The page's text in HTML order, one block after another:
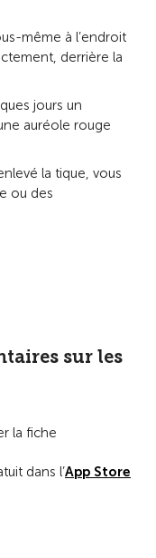
même à l’endroit
derrière la
jours un
auréole rouge
la tique, vous
ou des
sur les
la fiche
dans l’App Store